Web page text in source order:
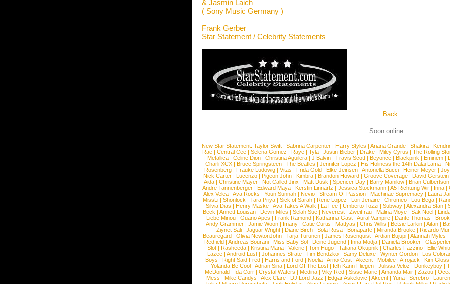
& Jasmin Laich
( Sony Music Germany )
Frank Gerber
Star Statement / Celebrity Statements
Back
Soon online ...
New Star Statement: Taylor Swift | Sabrina Carpenter | Harry Styles | Ariana Grande | Shakira |
Rae| Central Cee| Selena Gomez | Raye| Tyla| Justin Bieber| Drake| Miley Cyrus | The Rolling
| Metallica | Celine Dion | Christina Aguilera | J Balvin | Travis Scott | Beyonce | Blackpink | Eminem |
Charli XCX| Bruce Springsteen| The Beatles | Jennifer Lopez | His Holiness the 14th Dalai Lama|
Rosenberg | Frauke Ludowig | Vitas | Frida Gold | Elke Jeinsen | Antonella Bucci | Heiner Meyer |
Nick Carter | Lucenzo | Pigeon John | Kimbra | Brandon Howard | Groove Coverage | David Gerstein
Aida| Christine Mayer| Not Called Jinx | Matt Dusk | Spencer Day| Barry Manilow| Brian Culbertson
Andre Tannenberger | Edward Maya | Kerstin Linnartz | Jessica Stockmann | A5 Richtung Wir | Inna |
Alex Velea | Ava Rocks | Youn Sunnah | Nevio | Stream Of Passion | Machinae Supremacy | Laura
MissLi | Shonlock | Tara Priya | Sick of Sarah | Rene Lopez | Lori Jenaire | Chromeo | Lou Bega |
Silvia Dias | Henry Maske| Ava Takes A Walk | La Fee| Umberto Tozzi| Subway| Alexandra Stan|
Beck | Annett Louisan| Devin Miles | Selah Sue| Neverest| Zweitfrau| Malina Moye| Sak Noel|
Liebe Minou| Guano Apes | Frank Ramond| Katharina Gast| Aural Vampire| Dante Thomas |
Andy Grammer| Jamie Woon| Imany| Catie Curtis | Mattyas | Chris Willis | Betsie Larkin| Aitan|
Ziynet Sali| Jaguar Wright| Diane Birch| Sola Rosa| Bonaparte| Miranda Brooke| Ricardo
Beauregard| Olivia NewtonJohn| Tarja Turunen| James Rosenquist| Ardian Bujupi| Alannah Myles |
Redfield | Andreas Bourani | Miss Baby Sol | Deine Jugend | Inna Modja | Daniela Brooker |
Slot | Rasheeda | Kristina Maria | Valerie | Tom Hugo | Tatiana Okupnik | Charles Fazzino | Ellie
Lazee | Android Lust | Johannes Strate | Tim Bendzko | Samy Deluxe | Wynter Gordon | Los
Boys | Right Said Fred | Harris and Ford | Noelia | Arno Cost | Akcent | Mobilee | Afrojack | Kim Gloss
Yolanda Be Cool| Adrian Sina| Lord Of The Lost| Ich Kann Fliegen| Julissa Veloz | Donkeyboy|
McDonald| Ida Corr| Crystal Waters | Medina| Viky Red| Sisse Marie| Amanda Mair| Zazou|
Mess | Mike Candys | Alex Clare | DJ Lord Jazz | Edgar Askelovic | Akcent | Yuna | Serebro |